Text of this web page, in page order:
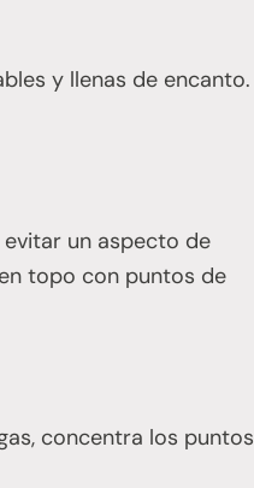
y llenas de encanto.
un aspecto de
topo con puntos de
concentra los puntos